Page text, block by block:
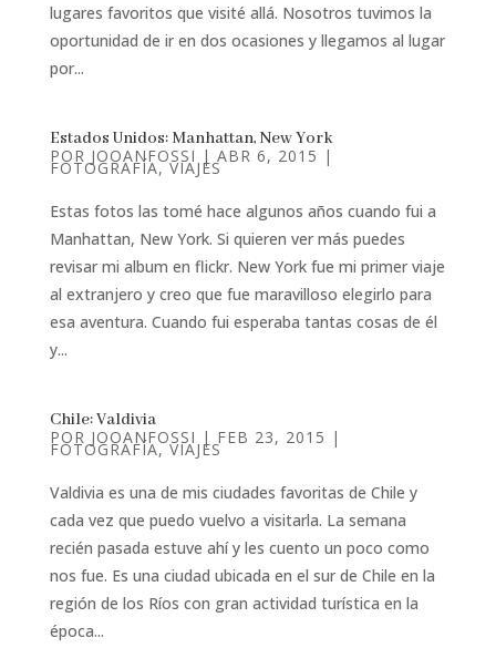
lugares favoritos que visité allá. Nosotros tuvimos la
oportunidad de ir en dos ocasiones y llegamos al lugar
por...
Estados Unidos: Manhattan, New York
POR JOOANFOSSI | ABR 6, 2015 |
FOTOGRAFÍA,VIAJES
Estas fotos las tomé hace algunos años cuando fui a
Manhattan, New York. Si quieren ver más puedes
revisar mi album en flickr. New York fue mi primer viaje
al extranjero y creo que fue maravilloso elegirlo para
esa aventura. Cuando fui esperaba tantas cosas de él
y...
Chile: Valdivia
POR JOOANFOSSI | FEB 23, 2015 |
FOTOGRAFÍA,VIAJES
Valdivia es una de mis ciudades favoritas de Chile y
cada vez que puedo vuelvo a visitarla. La semana
recién pasada estuve ahí y les cuento un poco como
nos fue. Es una ciudad ubicada en el sur de Chile en la
región de los Ríos con gran actividad turística en la
época...